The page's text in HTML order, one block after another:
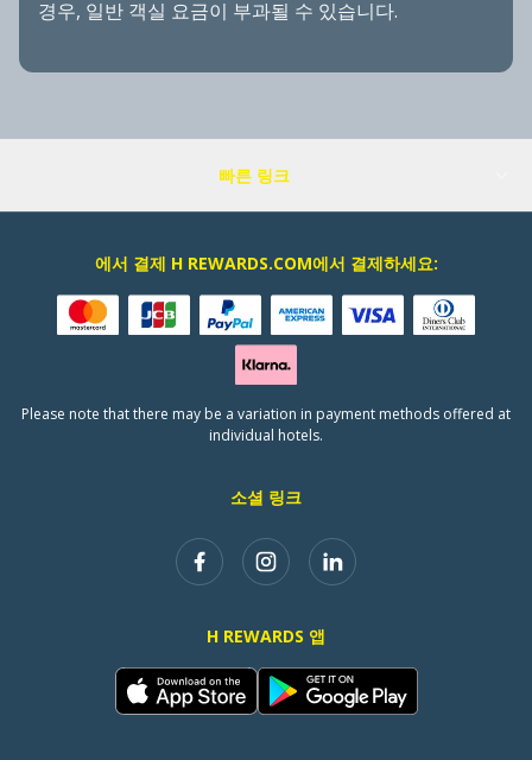
경우, 일반 객실 요금이 부과될 수 있습니다.
빠른 링크
소셜 링크
H REWARDS 앱
에서 결제 H REWARDS.COM에서 결제하세요:
Please note that there may be a variation in payment methods offered at
individual hotels.